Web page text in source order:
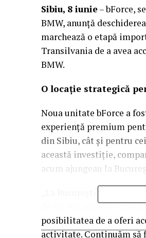
Sibiu, 8 iunie– bForce,
BMW, anunță
marchează o etapă
Transilvania de a avea
BMW.
O locație strategică
Noua unitate bForce a
experiență premium
din Sibiu, cât și pentru
această investiție,
acum ajungeau la
„La București avem
de cei din această
posibilitatea de a oferi
activitate. Continuăm să